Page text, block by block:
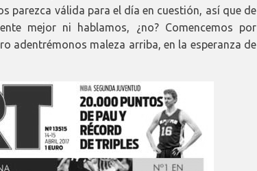
parezca válida para el día en cuestión, así que de
mejor ni hablamos, ¿no? Comencemos por
adentrémonos maleza arriba, en la esperanza de